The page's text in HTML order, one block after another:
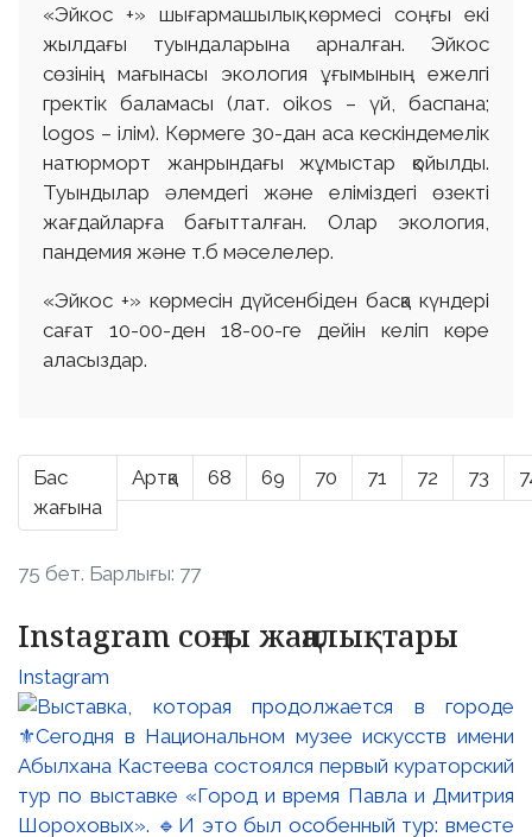
«Эйкос +» шығармашылық көрмесі соңғы екі
жылдағы туындаларына арналған. Эйкос
сөзінің мағынасы экология ұғымының ежелгі
гректік баламасы (лат. оіkos – үй, баспана;
logos – ілім). Көрмеге 30-дан аса кескіндемелік
натюрморт жанрындағы жұмыстар қойылды.
Туындылар әлемдегі және еліміздегі өзекті
жағдайларға бағытталған. Олар экология,
пандемия және т.б мәселелер.
«Эйкос +» көрмесін дүйсенбіден басқа күндері
сағат 10-00-ден 18-00-ге дейін келіп көре
аласыздар.
Бас
жағына
Артқа 68 69 70 71 72 73
75 бет. Барлығы: 77
Instagram соңғы жаңалықтары
Instagram